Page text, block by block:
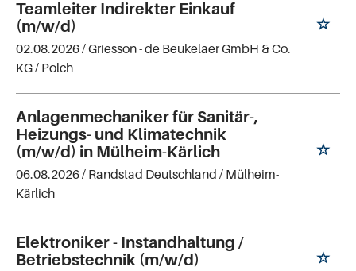
Teamleiter Indirekter Einkauf
(m/w/d)
02.08.2026 /Griesson - de Beukelaer GmbH & Co.
KG/ Polch
Anlagenmechaniker für Sanitär-,
Heizungs- und Klimatechnik
(m/w/d) in Mülheim-Kärlich
06.08.2026 / Randstad Deutschland / Mülheim-
Kärlich
Elektroniker - Instandhaltung /
Betriebstechnik (m/w/d)